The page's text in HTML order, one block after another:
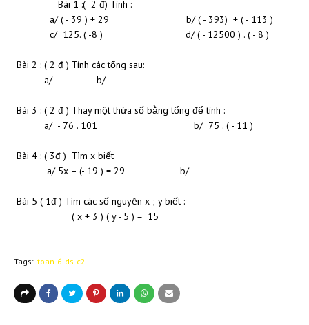
Bài 1 :( 2 đ) Tính :
a/ ( - 39 ) + 29 b/ ( - 393) + ( - 113 )
c/ 125. ( -8 ) d/ ( - 12500 ) . ( - 8 )
Bài 2 : ( 2 đ ) Tính các tổng sau:
a/ b/
Bài 3 : ( 2 đ ) Thay một thừa số bằng tổng để tính :
a/ - 76 . 101 b/ 75 . ( - 11 )
Bài 4 : ( 3đ ) Tìm x biết
a/ 5x – (- 19 ) = 29 b/
Bài 5 ( 1đ ) Tìm các số nguyên x ; y biết :
( x + 3 ) ( y - 5 ) = 15
Tags: toan-6-ds-c2